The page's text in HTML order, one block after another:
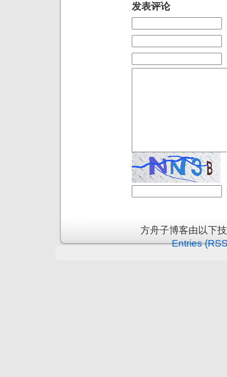
发表评论
方舟子博客由以下
Entries